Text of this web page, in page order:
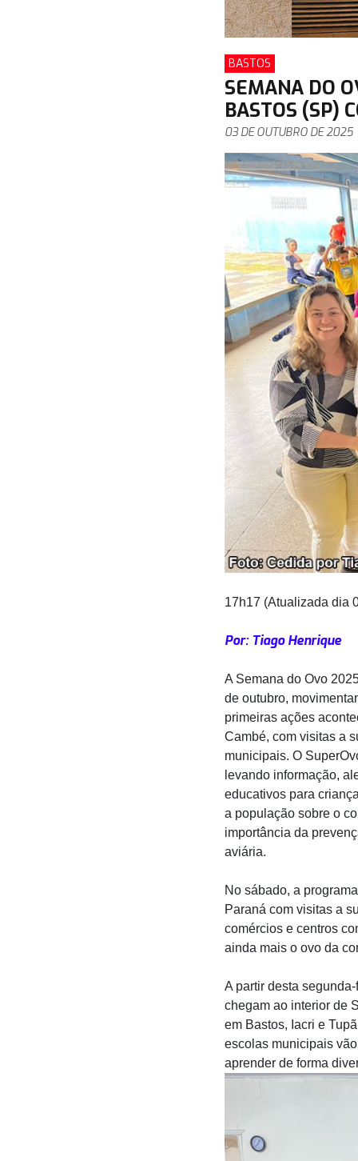
BASTOS
SEMANA DO
BASTOS (SP)
03 DE OUTUBRO DE 2025
17h17 (Atualizada dia
Por: Tiago Henrique
A Semana do Ovo
de outubro,
primeiras ações
Cambé, com visitas a
municipais. O
levando informação,
educativos para
a população sobre o
importância da
aviária.
No sábado, a
Paraná com visitas a
comércios e centros
ainda mais o ovo da
A partir desta
chegam ao interior de
em Bastos, Iacri e
escolas municipais
aprender de forma